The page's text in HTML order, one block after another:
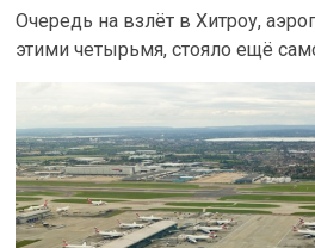
Очередь на взлёт в Хитроу,
этими четырьмя, стояло ещё